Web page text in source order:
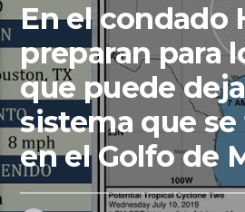
En el condado
preparan para
que puede
sistema que
en el Golfo de